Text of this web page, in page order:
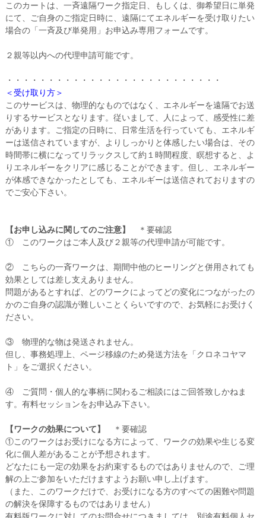
このカートは、一斉遠隔ワーク指定日、もしくは、御希望日に単発
にて、ご自身のご指定日時に、遠隔にてエネルギーを受け取りたい
場合の「一斉及び単発用」お申込み専用フォームです。
２親等以内への代理申請可能です。
・・・・・・・・・・・・・・・・・・・・・・・・・・
＜受け取り方＞
このサービスは、物理的なものではなく、エネルギーを遠隔でお送
りするサービスとなります。従いまして、人によって、感受性に差
があります。ご指定の日時に、日常生活を行っていても、エネルギ
ーは送信されていますが、よりしっかりと体感したい場合は、その
時間帯に横になってリラックスして約１時間程度、瞑想すると、よ
りエネルギーをクリアに感じることができます。但し、エネルギー
が体感できなかったとしても、エネルギーは送信されておりますの
でご安心下さい。
【お申し込みに関してのご注意】
＊要確認
① このワークはご本人及び２親等の代理申請が可能です。
② こちらの一斉ワークは、期間中他のヒーリングと併用されても
効果としては差し支えありません。
問題があるとすれば、どのワークによってどの変化につながったの
かのご自身の認識が難しいことくらいですので、お気軽にお受けく
ださい。
③ 物理的な物は発送されません。
但し、事務処理上、ページ移線のため発送方法を「クロネコヤマ
ト」をご選択ください。
④ ご質問・個人的な事柄に関わるご相談にはご回答致しかねま
す。有料セッションをお申込み下さい。
【ワークの効果について】
＊要確認
①このワークはお受けになる方によって、ワークの効果や生じる変
化に個人差があることが予想されます。
どなたにも一定の効果をお約束するものではありませんので、ご理
解の上ご参加をいただけますようお願い申し上げます。
（また、このワークだけで、お受けになる方のすべての困難や問題
の解決を保障するものではありません）